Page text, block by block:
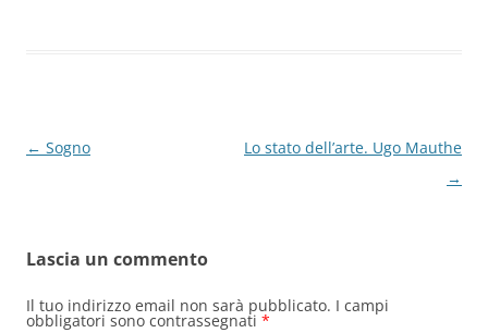
Navigazione
← Sogno
Lo stato dell’arte. Ugo Mauthe
→
Lascia un commento
Il tuo indirizzo email non sarà pubblicato. I campi
obbligatori sono contrassegnati *